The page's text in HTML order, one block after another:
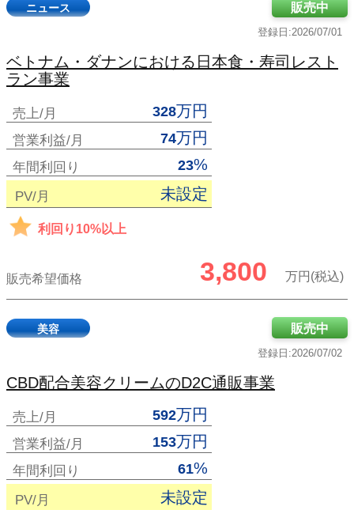
ニュース
登録日:2026/07/01
販売中
ベトナム・ダナンにおける日本食・寿司レスト
ラン事業
売上/月 328万円
営業利益/月 74万円
年間利回り 23%
PV/月 未設定
利回り10%以上
販売希望価格 3,800 万円(税込)
美容
登録日:2026/07/02
販売中
CBD配合美容クリームのD2C通販事業
売上/月 592万円
営業利益/月 153万円
年間利回り 61%
PV/月 未設定